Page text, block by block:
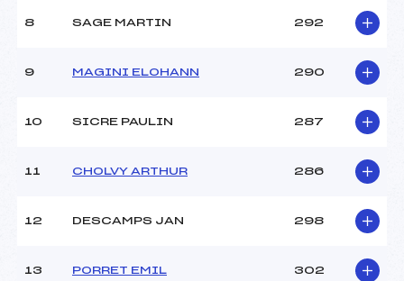
8 SAGE MARTIN 292
9 MAGINI ELOHANN 290
10 SICRE PAULIN 287
11 CHOLVY ARTHUR 286
12 DESCAMPS JAN 298
13 PORRET EMIL 302